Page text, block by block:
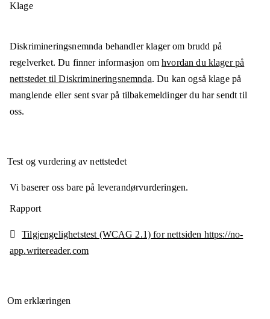
Klage
Diskrimineringsnemnda behandler klager om brudd på
regelverket. Du finner informasjon omhvordan du klager på
nettstedet til Diskrimineringsnemnda. Du kan også klage på
manglende eller sent svar på tilbakemeldinger du har sendt til
oss.
Test og vurdering av nettstedet
Vi baserer oss bare på leverandørvurderingen.
Rapport
Tilgjengelighetstest (WCAG 2.1) for nettsiden https://no-
app.writereader.com
Om erklæringen